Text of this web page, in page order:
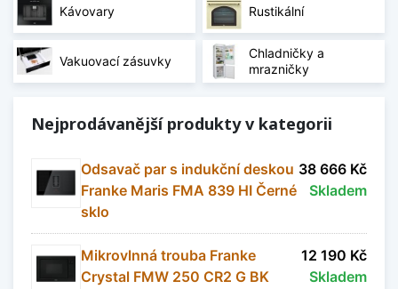
Kávovary Rustikální
Vakuovací zásuvky
Chladničky a
mrazničky
Nejprodávanější produkty v kategorii
Odsavač par s indukční deskou
Franke Maris FMA 839 HI Černé
sklo
38 666 Kč
Skladem
Mikrovlnná trouba Franke
Crystal FMW 250 CR2 G BK
12 190 Kč
Skladem